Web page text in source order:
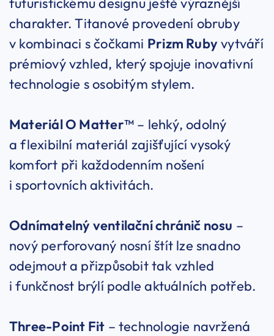
charakter. Titanové provedení obruby
v kombinaci s čočkami Prizm Rubyvytváří
prémiový vzhled, který spojuje inovativní
technologie s osobitým stylem.
Materiál O Matter™– lehký, odolný
a flexibilní materiál zajišťující vysoký
komfort při každodenním nošení
i sportovních aktivitách.
Odnímatelný ventilační chránič nosu –
nový perforovaný nosní štít lze snadno
odejmout a přizpůsobit tak vzhled
i funkčnost brýlí podle aktuálních potřeb.
Three-Point Fit – technologie navržená